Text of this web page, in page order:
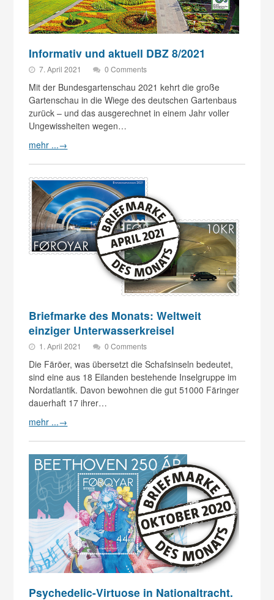
Informativ und aktuell DBZ 8/2021
7. April 2021 0 Comments
Mit der Bundesgartenschau 2021 kehrt die große
Gartenschau in die Wiege des deutschen Gartenbaus
zurück – und das ausgerechnet in einem Jahr voller
Ungewissheiten wegen…
mehr ...→
Briefmarke des Monats: Weltweit
einziger Unterwasserkreisel
1. April 2021 0 Comments
Die Färöer, was übersetzt die Schafsinseln bedeutet,
sind eine aus 18 Eilanden bestehende Inselgruppe im
Nordatlantik. Davon bewohnen die gut 51000 Färinger
dauerhaft 17 ihrer…
mehr ...→
Psychedelic-Virtuose in Nationaltracht.